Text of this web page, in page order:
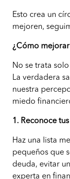
Esto crea un
mejoren,
¿Cómo
No se trata
La verdadera
nuestra
miedo
1. Reconoce
Haz una lista
pequeños que
deuda, evitar
experta en